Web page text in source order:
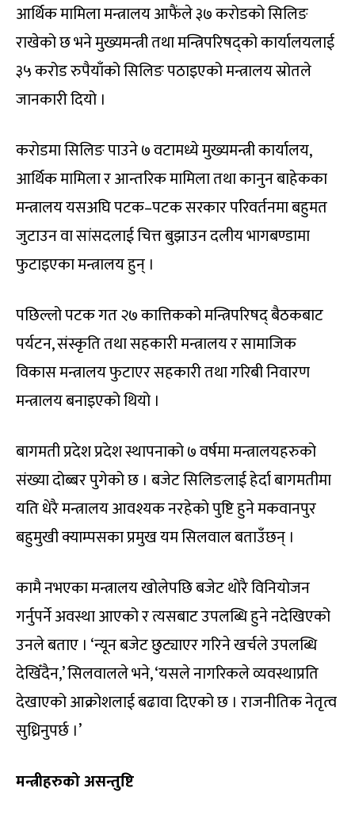
आर्थिक मामिला मन्त्रालय आफैंले ३७ करोडको सिलिङ
राखेको छ भने मुख्यमन्त्री तथा मन्त्रिपरिषद्को कार्यालयलाई
३५ करोड रुपैयाँको सिलिङ पठाइएको मन्त्रालय स्रोतले
जानकारी दियो ।
करोडमा सिलिङ पाउने ७ वटामध्ये मुख्यमन्त्री कार्यालय,
आर्थिक मामिला र आन्तरिक मामिला तथा कानुन बाहेकका
मन्त्रालय यसअघि पटक–पटक सरकार परिवर्तनमा बहुमत
जुटाउन वा सांसदलाई चित्त बुझाउन दलीय भागबण्डामा
फुटाइएका मन्त्रालय हुन् ।
पछिल्लो पटक गत २७ कात्तिकको मन्त्रिपरिषद् बैठकबाट
पर्यटन, संस्कृति तथा सहकारी मन्त्रालय र सामाजिक
विकास मन्त्रालय फुटाएर सहकारी तथा गरिबी निवारण
मन्त्रालय बनाइएको थियो ।
बागमती प्रदेश प्रदेश स्थापनाको ७ वर्षमा मन्त्रालयहरुको
संख्या दोब्बर पुगेको छ । बजेट सिलिङलाई हेर्दा बागमतीमा
यति धेरै मन्त्रालय आवश्यक नरहेको पुष्टि हुने मकवानपुर
बहुमुखी क्याम्पसका प्रमुख यम सिलवाल बताउँछन् ।
कामै नभएका मन्त्रालय खोलेपछि बजेट थोरै विनियोजन
गर्नुपर्ने अवस्था आएको र त्यसबाट उपलब्धि हुने नदेखिएको
उनले बताए । ‘न्यून बजेट छुट्याएर गरिने खर्चले उपलब्धि
देखिँदैन,’ सिलवालले भने, ‘यसले नागरिकले व्यवस्थाप्रति
देखाएको आक्रोशलाई बढावा दिएको छ । राजनीतिक नेतृत्व
सुध्रिनुपर्छ ।’
मन्त्रीहरुको असन्तुष्टि